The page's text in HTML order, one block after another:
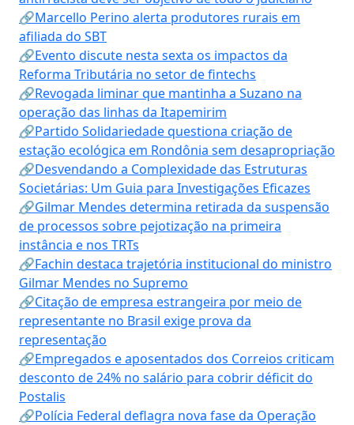
🔗Marcello Perino alerta produtores rurais em
afiliada do SBT
🔗Evento discute nesta sexta os impactos da
Reforma Tributária no setor de fintechs
🔗Revogada liminar que mantinha a Suzano na
operação das linhas da Itapemirim
🔗Partido Solidariedade questiona criação de
estação ecológica em Rondônia sem desapropriação
🔗Desvendando a Complexidade das Estruturas
Societárias: Um Guia para Investigações Eficazes
🔗Gilmar Mendes determina retirada da suspensão
de processos sobre pejotização na primeira
instância e nos TRTs
🔗Fachin destaca trajetória institucional do ministro
Gilmar Mendes no Supremo
🔗Citação de empresa estrangeira por meio de
representante no Brasil exige prova da
representação
🔗Empregados e aposentados dos Correios criticam
desconto de 24% no salário para cobrir déficit do
Postalis
🔗Polícia Federal deflagra nova fase da Operação